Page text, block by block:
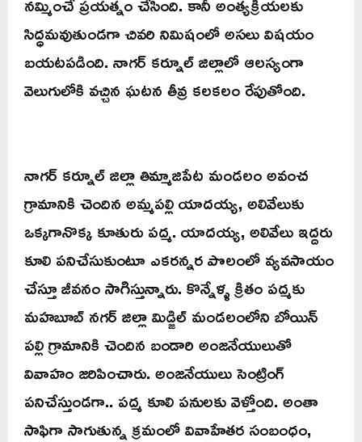
సిద్ధమవుతుండగా చివరి నిమిషంలో అసలు విషయం
బయటపడింది. నాగర్ కర్నూల్ జిల్లాలో ఆలస్యంగా
వెలుగులోకి వచ్చిన ఘటన తీవ్ర కలకలం రేపుతోంది.
నాగర్ కర్నూల్ జిల్లా తిమ్మాజిపేట మండలం అవంచ
గ్రామానికి చెందిన అమ్మపల్లి యాదయ్య, అలివేలుకు
ఒక్కగానొక్క కూతురు పద్మ. యాదయ్య, అలివేలు ఇద్దరు
కూలి పనిచేసుకుంటూ ఎకరన్నర పొలంలో వ్యవసాయం
చేస్తూ జీవనం సాగిస్తున్నారు. కొన్నేళ్ళ క్రితం పద్మకు
మహబూబ్ నగర్ జిల్లా మిడ్జిల్ మండలంలోని బోయిన్
పల్లి గ్రామానికి చెందిన బండారి అంజనేయులుతో
వివాహం జరిపించారు. అంజనేయులు సెంట్రింగ్
పనిచేస్తుండగా.. పద్మ కూలి పనులకు వెళ్తోంది. అంతా
సాఫిగా సాగుతున్న క్రమంలో వివాహేతర సంబంధం,